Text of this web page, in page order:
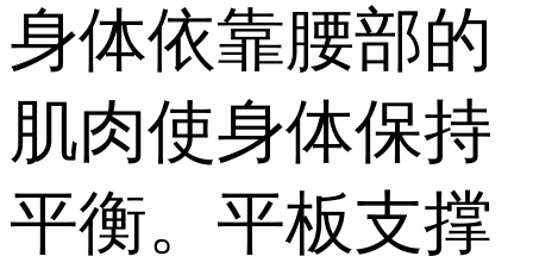
身体依靠腰部的
肌肉使身体保持
平衡。平板支撑